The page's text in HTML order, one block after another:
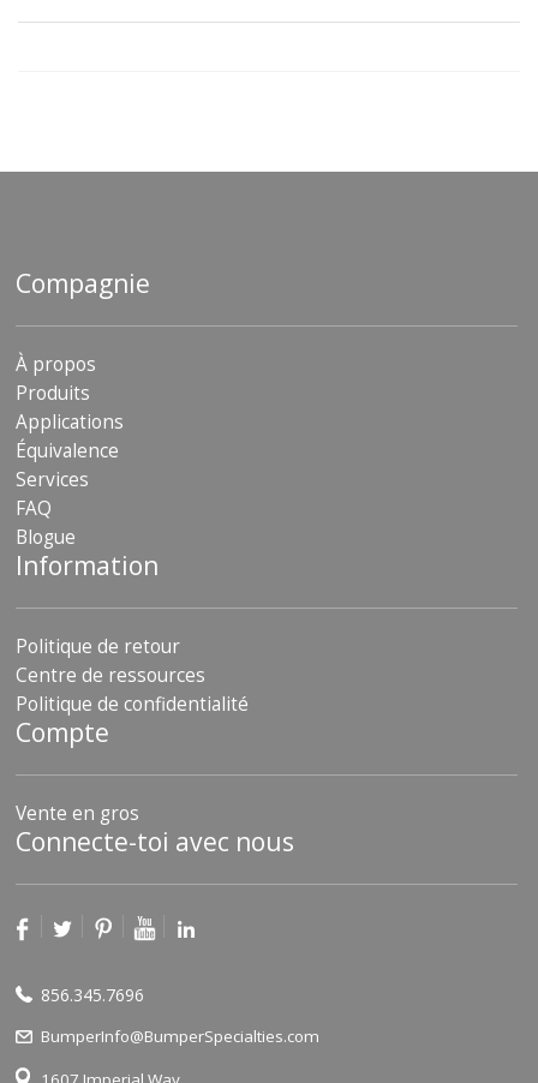
Compagnie
À propos
Produits
Applications
Équivalence
Services
FAQ
Blogue
Information
Politique de retour
Centre de ressources
Politique de confidentialité
Compte
Vente en gros
Connecte-toi avec nous
856.345.7696
BumperInfo@BumperSpecialties.com